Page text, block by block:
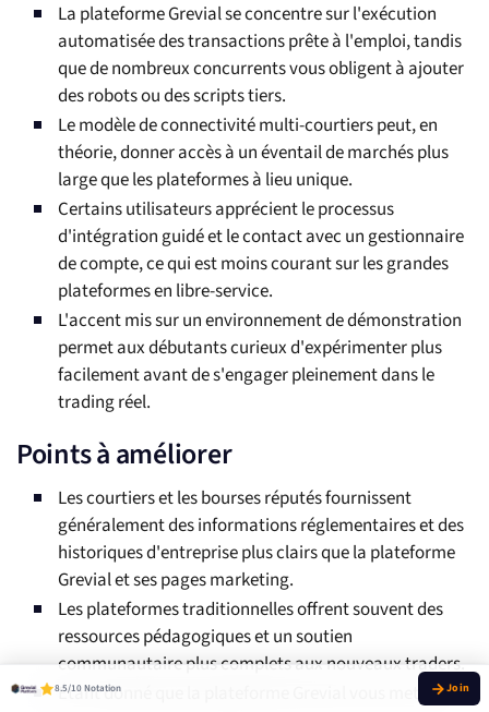
La plateforme Grevial se concentre sur l'exécution
automatisée des transactions prête à l'emploi, tandis
que de nombreux concurrents vous obligent à ajouter
des robots ou des scripts tiers.
Le modèle de connectivité multi-courtiers peut, en
théorie, donner accès à un éventail de marchés plus
large que les plateformes à lieu unique.
Certains utilisateurs apprécient le processus
d'intégration guidé et le contact avec un gestionnaire
de compte, ce qui est moins courant sur les grandes
plateformes en libre-service.
L'accent mis sur un environnement de démonstration
permet aux débutants curieux d'expérimenter plus
facilement avant de s'engager pleinement dans le
trading réel.
Points à améliorer
Les courtiers et les bourses réputés fournissent
généralement des informations réglementaires et des
historiques d'entreprise plus clairs que la plateforme
Grevial et ses pages marketing.
Les plateformes traditionnelles offrent souvent des
ressources pédagogiques et un soutien
communautaire plus complets aux nouveaux traders.
Étant donné que la plateforme Grevial vous met en
8.5/10 Notation